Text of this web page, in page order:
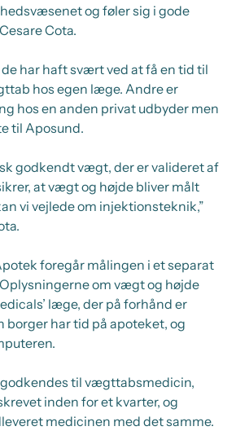
og føler sig i gode
Cota.
har haft svært ved at få en tid til
hos egen læge. Andre er
hos en anden privat udbyder men
til Aposund.
godkendt vægt, der er valideret af
at vægt og højde bliver målt
vi vejlede om injektionsteknik,”
foregår målingen i et separat
om vægt og højde
læge, der på forhånd er
borger har tid på apoteket, og
til vægttabsmedicin,
inden for et kvarter, og
medicinen med det samme.